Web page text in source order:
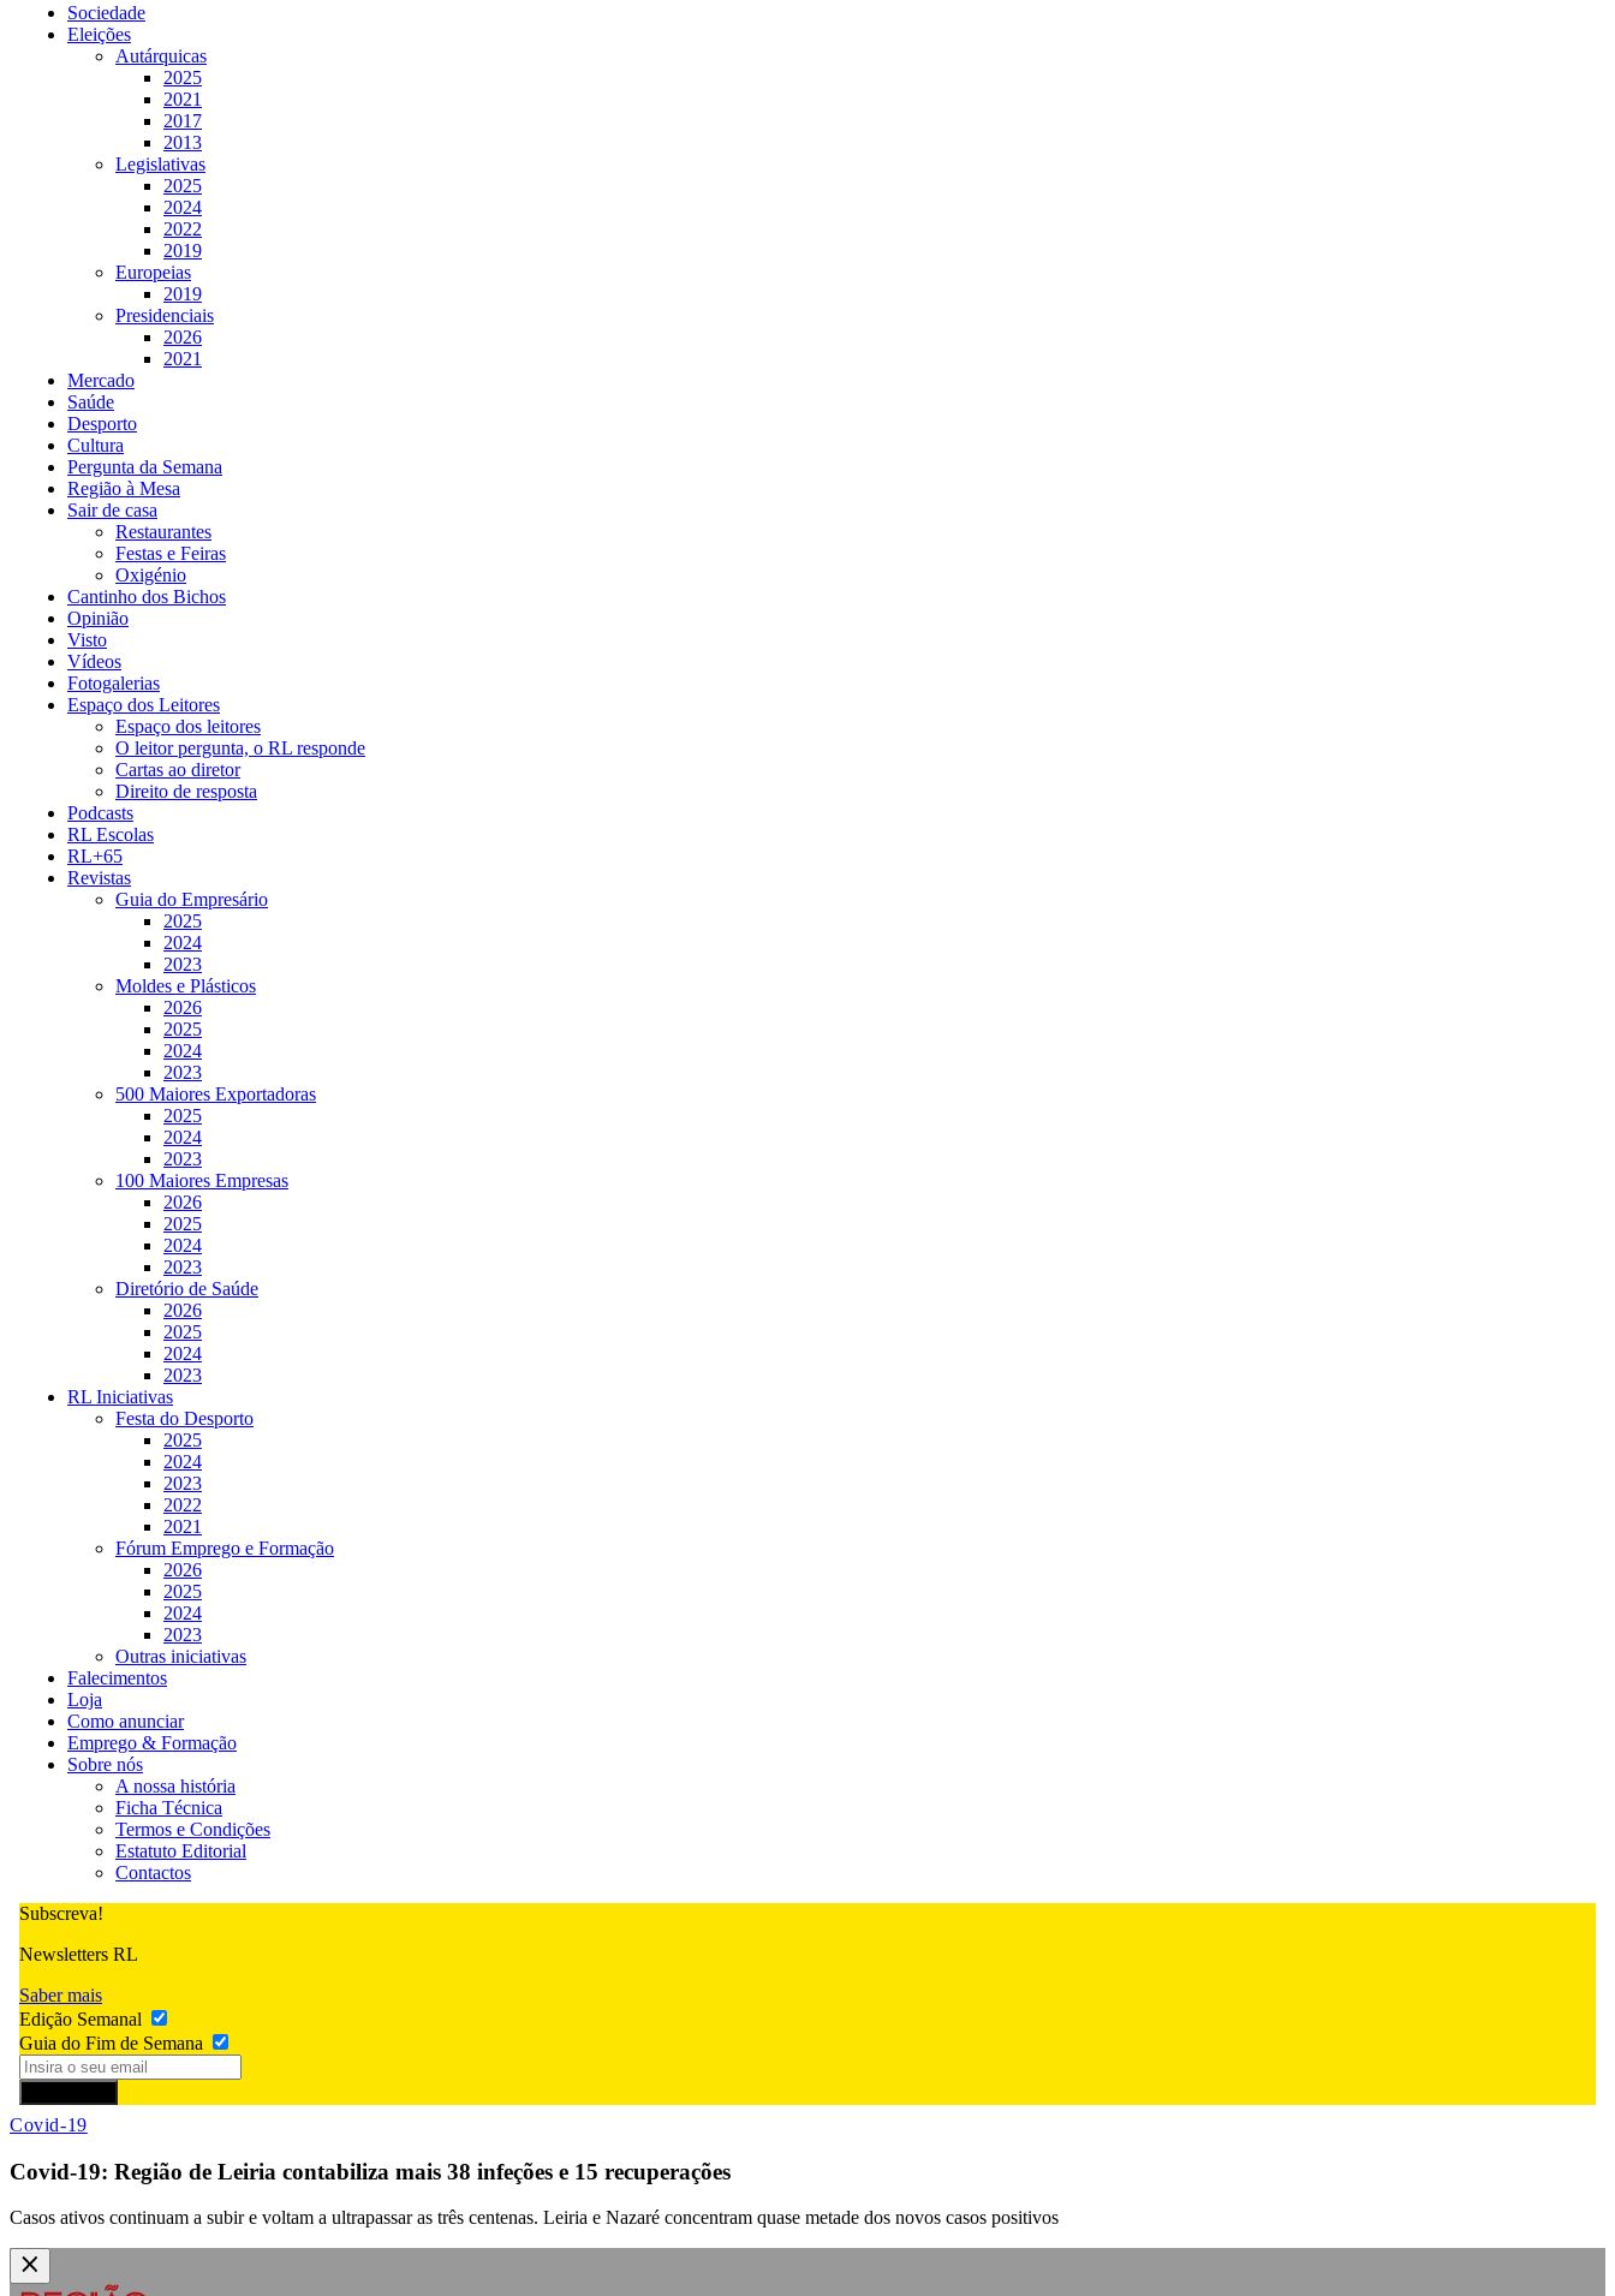
Sociedade
Eleições
Autárquicas
2025
2021
2017
2013
Legislativas
2025
2024
2022
2019
Europeias
2019
Presidenciais
2026
2021
Mercado
Saúde
Desporto
Cultura
Pergunta da Semana
Região à Mesa
Sair de casa
Restaurantes
Festas e Feiras
Oxigénio
Cantinho dos Bichos
Opinião
Visto
Vídeos
Fotogalerias
Espaço dos Leitores
Espaço dos leitores
O leitor pergunta, o RL responde
Cartas ao diretor
Direito de resposta
Podcasts
RL Escolas
RL+65
Revistas
Guia do Empresário
2025
2024
2023
Moldes e Plásticos
2026
2025
2024
2023
500 Maiores Exportadoras
2025
2024
2023
100 Maiores Empresas
2026
2025
2024
2023
Diretório de Saúde
2026
2025
2024
2023
RL Iniciativas
Festa do Desporto
2025
2024
2023
2022
2021
Fórum Emprego e Formação
2026
2025
2024
2023
Outras iniciativas
Falecimentos
Loja
Como anunciar
Emprego & Formação
Sobre nós
A nossa história
Ficha Técnica
Termos e Condições
Estatuto Editorial
Contactos
Subscreva!
Newsletters RL
Saber mais
Edição Semanal
Guia do Fim de Semana
Covid-19
Covid-19: Região de Leiria contabiliza mais 38 infeções e 15 recuperações
Casos ativos continuam a subir e voltam a ultrapassar as três centenas. Leiria e Nazaré concentram quase metade dos novos casos positivos